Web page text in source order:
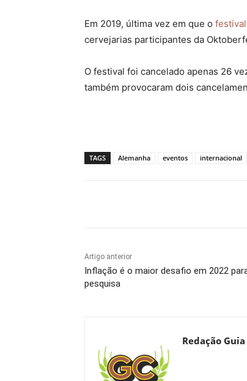
Em 2019, última vez em que o festival
cervejarias participantes da
O festival foi cancelado apenas 26
também provocaram dois
TAGS Alemanha eventos internacional
Artigo anterior
Inflação é o maior desafio em 2022
pesquisa
Redação